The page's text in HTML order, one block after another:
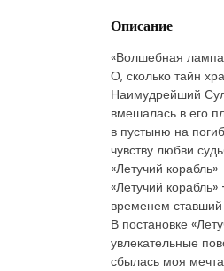
Описание
«Волшебная
О, сколько тайн
Наимудрейший
вмешалась в его
в пустыню на
чувству любви
«Летучий корабль»
«Летучий
временем
В постановке
увлекательные
сбылась моя